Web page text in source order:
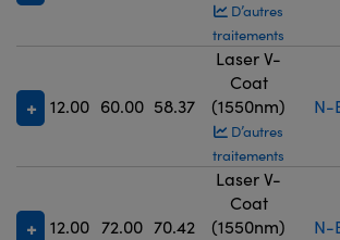
D’autres
traitements
12.00 60.00 58.37
Laser V-
Coat
(1550nm)
D’autres
traitements
N-
12.00 72.00 70.42
Laser V-
Coat
(1550nm)
N-